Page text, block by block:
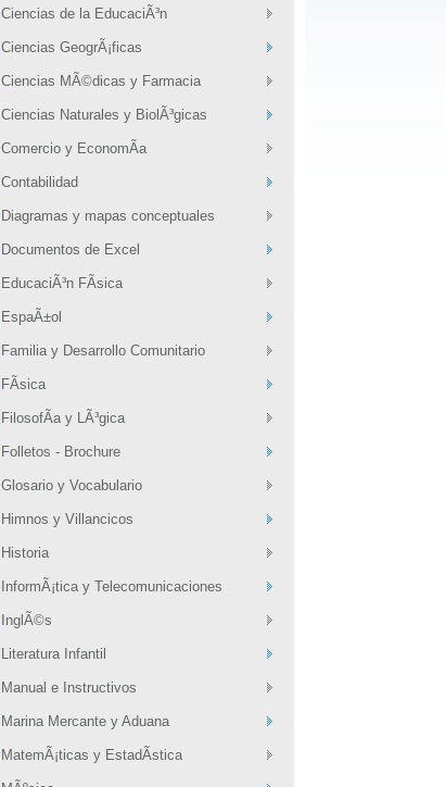
Ciencias de la EducaciÃ³n
Ciencias GeogrÃ¡ficas
Ciencias MÃ©dicas y Farmacia
Ciencias Naturales y BiolÃ³gicas
Comercio y EconomÃ­a
Contabilidad
Diagramas y mapas conceptuales
Documentos de Excel
EducaciÃ³n FÃ­sica
EspaÃ±ol
Familia y Desarrollo Comunitario
FÃ­sica
FilosofÃ­a y LÃ³gica
Folletos - Brochure
Glosario y Vocabulario
Himnos y Villancicos
Historia
InformÃ¡tica y Telecomunicaciones
InglÃ©s
Literatura Infantil
Manual e Instructivos
Marina Mercante y Aduana
MatemÃ¡ticas y EstadÃ­stica